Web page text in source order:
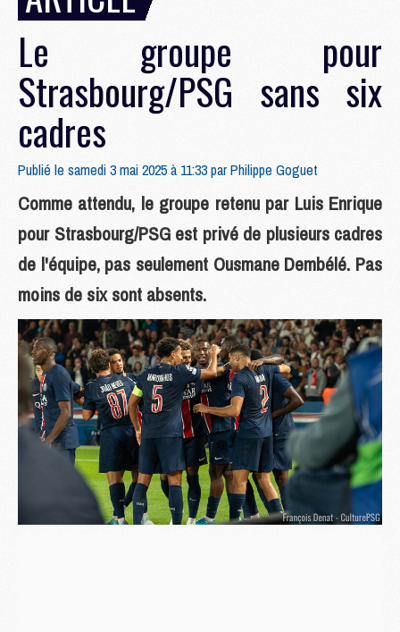
Le groupe pour
Strasbourg/PSG sans six
cadres
Publié le samedi 3 mai 2025 à 11:33 parPhilippe Goguet
Comme attendu, le groupe retenu par Luis Enrique
pour Strasbourg/PSG est privé de plusieurs cadres
de l'équipe, pas seulement Ousmane Dembélé. Pas
moins de six sont absents.